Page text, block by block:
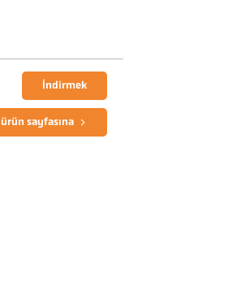
İndirmek
ürün sayfasına